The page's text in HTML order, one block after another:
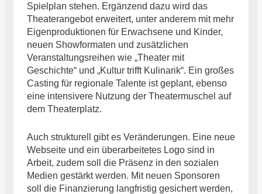
Spielplan stehen. Ergänzend dazu wird das
Theaterangebot erweitert, unter anderem mit mehr
Eigenproduktionen für Erwachsene und Kinder,
neuen Showformaten und zusätzlichen
Veranstaltungsreihen wie „Theater mit
Geschichte“ und „Kultur trifft Kulinarik“. Ein großes
Casting für regionale Talente ist geplant, ebenso
eine intensivere Nutzung der Theatermuschel auf
dem Theaterplatz.
Auch strukturell gibt es Veränderungen. Eine neue
Webseite und ein überarbeitetes Logo sind in
Arbeit, zudem soll die Präsenz in den sozialen
Medien gestärkt werden. Mit neuen Sponsoren
soll die Finanzierung langfristig gesichert werden,